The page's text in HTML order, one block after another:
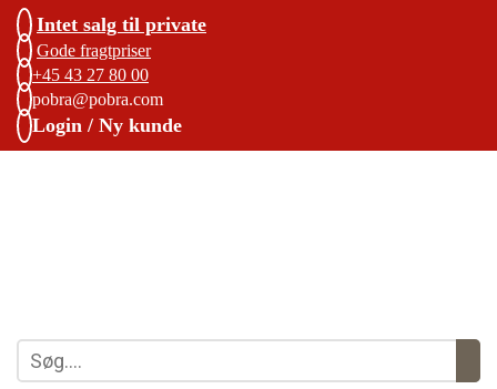
Intet salg til private
Gode fragtpriser
+45 43 27 80 00
pobra@pobra.com
Login / Ny kunde